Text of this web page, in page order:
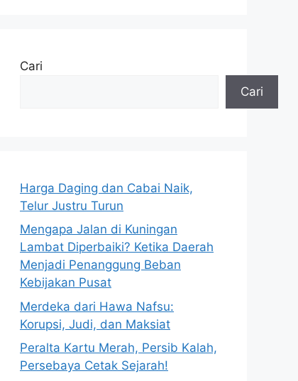
Cari
Cari
Harga Daging dan Cabai Naik,
Telur Justru Turun
Mengapa Jalan di Kuningan
Lambat Diperbaiki? Ketika Daerah
Menjadi Penanggung Beban
Kebijakan Pusat
Merdeka dari Hawa Nafsu:
Korupsi, Judi, dan Maksiat
Peralta Kartu Merah, Persib Kalah,
Persebaya Cetak Sejarah!